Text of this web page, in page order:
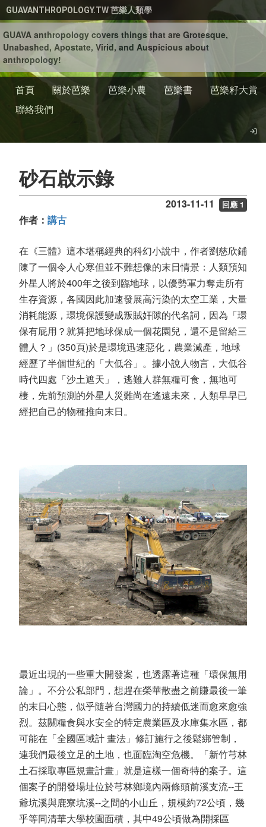
移至主內容
GUAVANTHROPOLOGY.TW 芭樂人類學
GUAVA anthropology covers things that are Grotesque,
Unabashed, Apostate, Virid, and Auspicious about
anthropology!
首頁 關於芭樂 芭樂小農 芭樂書
芭樂籽大賞
聯絡我們
砂石啟示錄
2013-11-11 回應 1
作者： 講古
在《三體》這本堪稱經典的科幻小說中，作者劉慈欣鋪
陳了一個令人心寒但並不難想像的末日情景：人類預知
外星人將於400年之後到臨地球，以優勢軍力奪走所有
生存資源，各國因此加速發展高污染的太空工業，大量
消耗能源，環境保護變成叛賊奸隙的代名詞，因為「環
保有屁用？就算把地球保成一個花園兒，還不是留給三
體人？」(350頁)於是環境迅速惡化，農業減產，地球
經歷了半個世紀的「大低谷」。據小說人物言，大低谷
時代四處「沙土遮天」，逃難人群無糧可食，無地可
棲，先前預測的外星人災難尚在遙遠未來，人類早早已
經把自己的物種推向末日。
最近出現的一些重大開發案，也透露著這種「環保無用
論」。不分公私部門，想趕在榮華散盡之前賺最後一筆
的末日心態，似乎隨著台灣國力的持續低迷而愈來愈強
烈。茲關糧食與水安全的特定農業區及水庫集水區，都
可能在「全國區域計 畫法」修訂施行之後鬆綁管制，
連我們最後立足的土地，也面臨淘空危機。「新竹芎林
土石採取專區規畫計畫」就是這樣一個奇特的案子。這
個案子的開發場址位於芎林鄉境內兩條頭前溪支流--王
爺坑溪與鹿寮坑溪--之間的小山丘，規模約72公頃，幾
乎等同清華大學校園面積，其中49公頃做為開採區